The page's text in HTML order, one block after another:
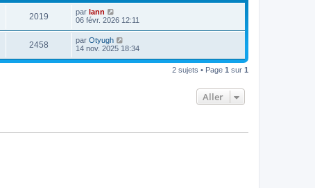
2019 par lann
06 févr. 2026 12:11
2458 par Otyugh
14 nov. 2025 18:34
2 sujets • Page 1 sur 1
Aller